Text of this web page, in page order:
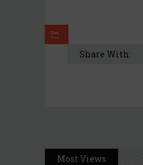
Share With:
Most Views